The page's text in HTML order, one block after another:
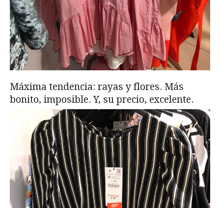
Máxima tendencia: rayas y flores. Más
bonito, imposible. Y, su precio, excelente.